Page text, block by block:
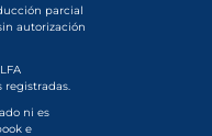
parcial
autorización
registradas.
ni es
e